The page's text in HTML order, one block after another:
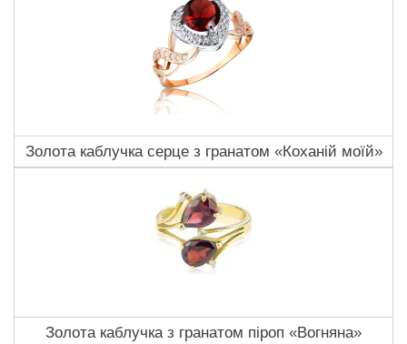
Золота каблучка серце з гранатом «Коханій моїй»
Золота каблучка з гранатом піроп «Вогняна»